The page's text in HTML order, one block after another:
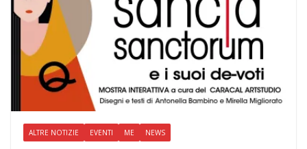
ALTRE NOTIZIE EVENTI ME NEWS